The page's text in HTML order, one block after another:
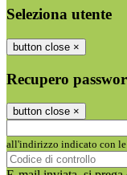
Seleziona utente
button close ×
Recupero
button close ×
all'indirizzo indicato con le